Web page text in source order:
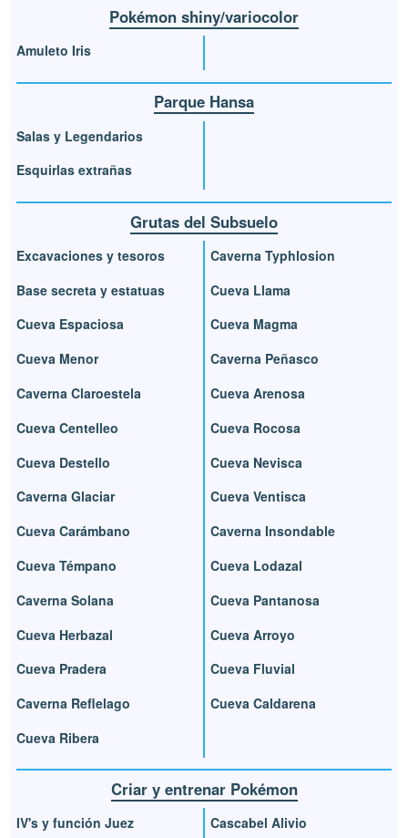
Pokémon shiny/variocolor
Amuleto Iris
Parque Hansa
Salas y Legendarios
Esquirlas extrañas
Grutas del Subsuelo
Excavaciones y tesoros
Base secreta y estatuas
Cueva Espaciosa
Cueva Menor
Caverna Claroestela
Cueva Centelleo
Cueva Destello
Caverna Glaciar
Cueva Carámbano
Cueva Témpano
Caverna Solana
Cueva Herbazal
Cueva Pradera
Caverna Reflelago
Cueva Ribera
Caverna Typhlosion
Cueva Llama
Cueva Magma
Caverna Peñasco
Cueva Arenosa
Cueva Rocosa
Cueva Nevisca
Cueva Ventisca
Caverna Insondable
Cueva Lodazal
Cueva Pantanosa
Cueva Arroyo
Cueva Fluvial
Cueva Caldarena
Criar y entrenar Pokémon
IV's y función Juez
Cascabel Alivio